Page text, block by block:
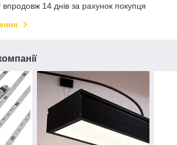
14 днів за рахунок покупця